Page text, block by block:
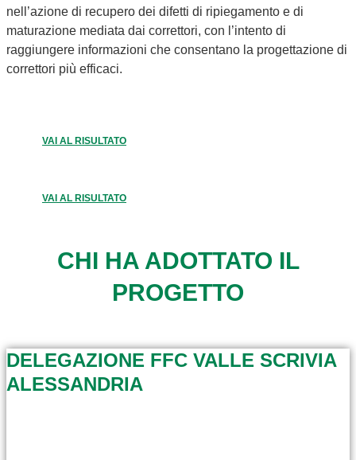
nell’azione di recupero dei difetti di ripiegamento e di
maturazione mediata dai correttori, con l’intento di
raggiungere informazioni che consentano la progettazione di
correttori più efficaci.
VAI AL RISULTATO
VAI AL RISULTATO
CHI HA ADOTTATO IL
PROGETTO
DELEGAZIONE FFC VALLE SCRIVIA
ALESSANDRIA